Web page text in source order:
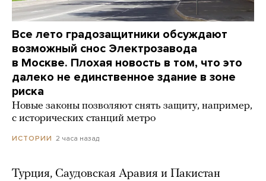
Все лето градозащитники обсуждают
возможный снос Электрозавода
в Москве. Плохая новость в том, что это
далеко не единственное здание в зоне
риска
Новые законы позволяют снять защиту, например,
с исторических станций метро
ИСТОРИИ 2 часа назад
Турция, Саудовская Аравия и Пакистан